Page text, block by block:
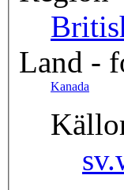
Land -
Kanada